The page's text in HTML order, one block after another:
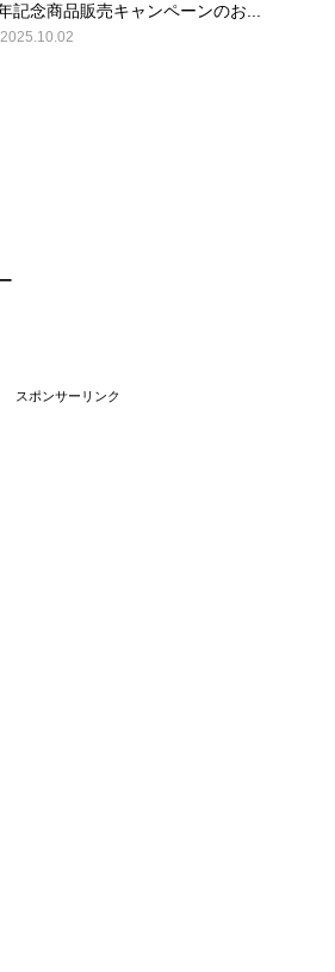
記念商品販売キャンペーンのお...
2025.10.02
スポンサーリンク